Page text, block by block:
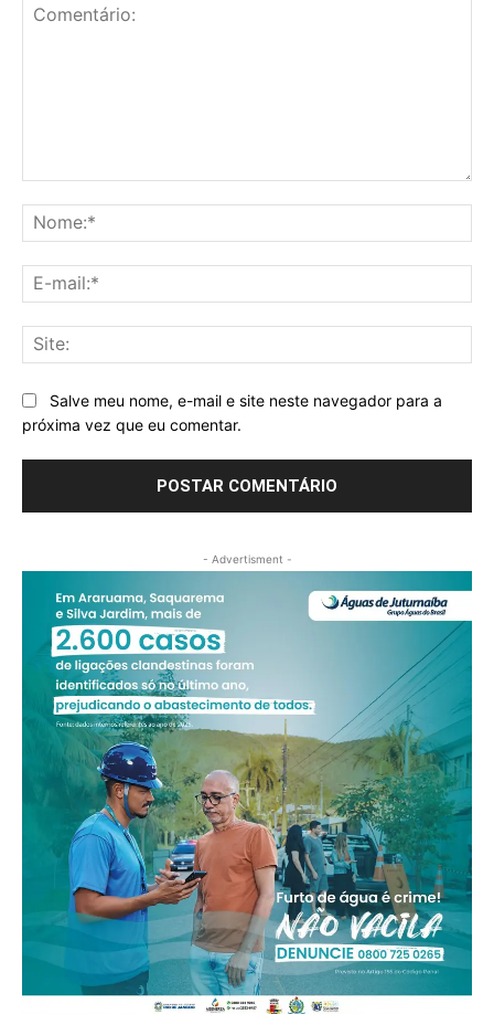
Salve meu nome, e-mail e site neste navegador para a
próxima vez que eu comentar.
- Advertisment -